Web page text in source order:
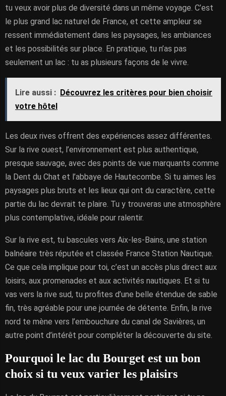
tu veux avoir plus de diversité dans un même voyage. C’est
le plus grand lac naturel de France, et cette ampleur se
ressent immédiatement dans les paysages, les ambiances
et les possibilités sur place. En pratique, tu n’as pas
seulement un lac : tu as plusieurs façons de le vivre.
Lire aussi : Découvrez les critères pour bien choisir
votre hôtel
Les deux rives offrent des expériences assez différentes.
Sur la rive ouest, l’environnement est plus authentique,
presque sauvage, avec des points de vue marquants comme
la Dent du Chat et l’abbaye de Hautecombe. Si tu aimes les
paysages plus bruts et les lieux qui ont du caractère, cette
partie du lac devrait te plaire. Tu y trouveras une atmosphère
plus contemplative, idéale pour ralentir.
Sur la rive est, tu bascules vers Aix-les-Bains, une station
balnéaire très réputée et classée France Station Nautique.
Ce que cela implique pour toi, c’est un accès plus direct aux
loisirs, aux promenades et aux activités nautiques. Et si tu
vas vers la rive sud, tu profites d’une belle étendue de sable
fin, très agréable pour une journée de détente. Enfin, la rive
nord te mène vers l’embouchure du canal de Savières, un
autre point d’intérêt pour compléter la découverte du site.
Pourquoi le lac du Bourget est un bon
choix si tu veux varier les plaisirs